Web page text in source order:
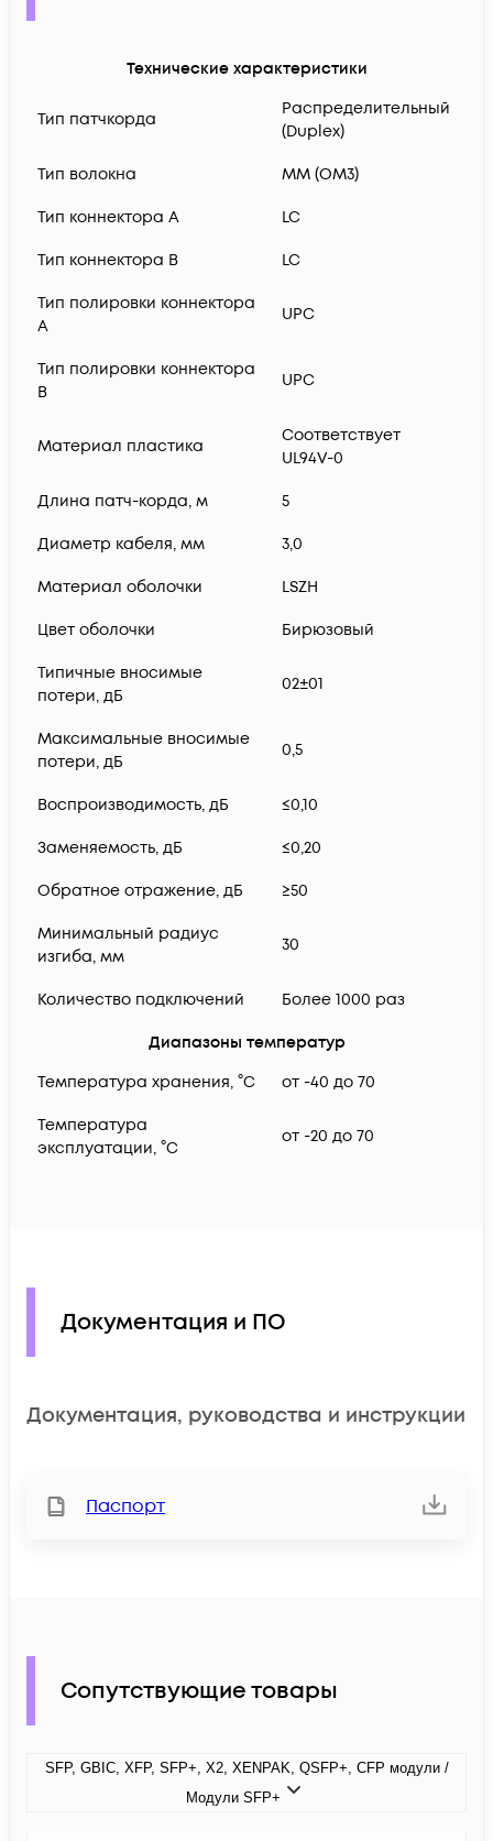
Технические характеристики
Тип патчкорда
Распределительный
(Duplex)
Тип волокна MM (OM3)
Тип коннектора A LC
Тип коннектора B LC
Тип полировки коннектора
A
UPC
Тип полировки коннектора
B
UPC
Материал пластика
Соответствует
UL94V-0
Длина патч-корда, м 5
Диаметр кабеля, мм 3,0
Материал оболочки LSZH
Цвет оболочки Бирюзовый
Типичные вносимые
потери, дБ
02±01
Максимальные вносимые
потери, дБ
0,5
Воспроизводимость, дБ ≤0,10
Заменяемость, дБ ≤0,20
Обратное отражение, дБ ≥50
Минимальный радиус
изгиба, мм
30
Количество подключений Более 1000 раз
Диапазоны температур
Температура хранения, °C
от -40 до 70
Температура
эксплуатации, °C
от -20 до 70
Документация и ПО
Документация, руководства и инструкции
Паспорт
Сопутствующие товары
SFP, GBIC, XFP, SFP+, X2, XENPAK, QSFP+, CFP модули /
Модули SFP+